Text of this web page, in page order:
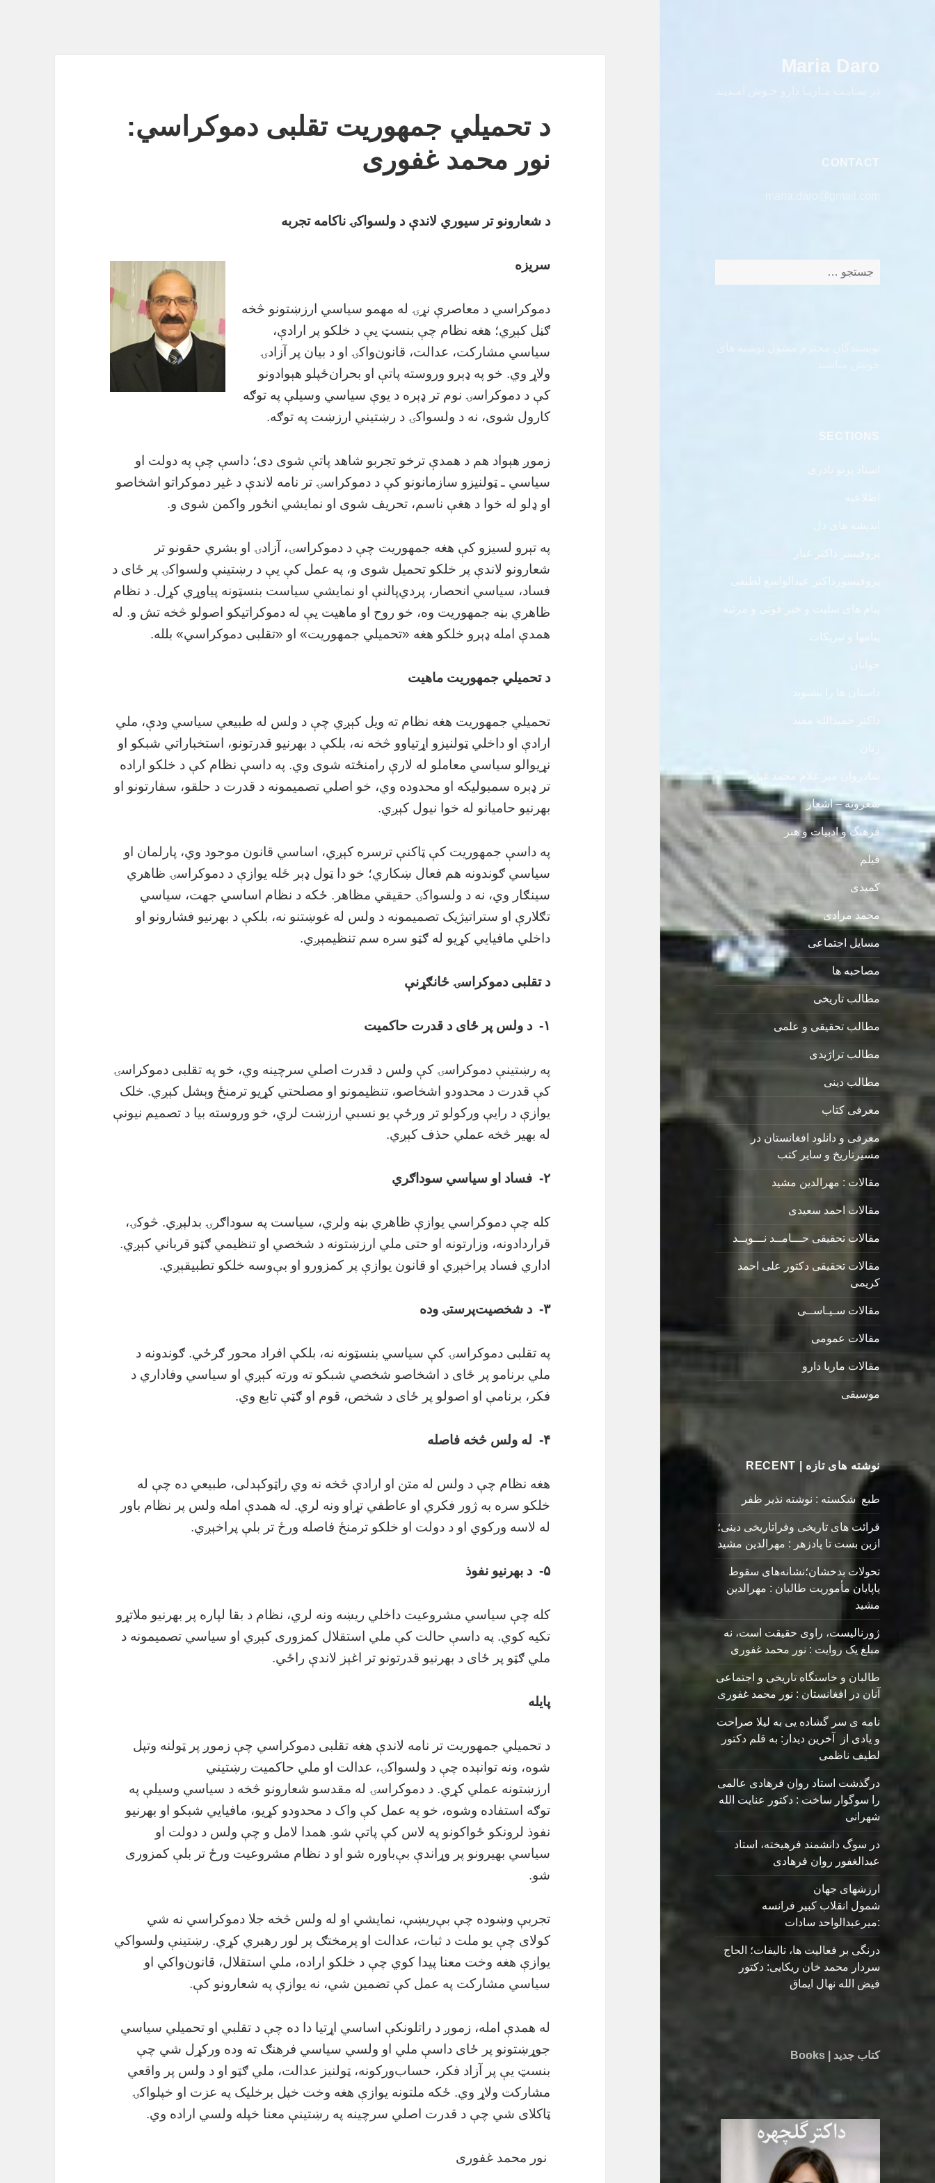
Maria Daro
در سـایـت مـاریـا دارو خـوش آمـدیـد
CONTACT
برای:
نویسندگان محترم مسؤل نوشته های
SECTIONS
استاد پرتو نادری
اطلاعیه
اندیشه های دل
پروفیسر داکتر غبار
پروفیسورداکتر عبدالواسع لطیفی
پیام های سلیت و خبر فوتی و مرثیه
پیامها و تبریکات
جوانان
داستان ها را بشنوید
داکتر حمیدالله مفید
زنان
شادروان میر غلام محمد غبار
شعرونه – اشعار
فرهنگ و ادبیات و هنر
فیلم
کمیدی
محمد مرادی
مسایل اجتماعی
مصاحبه ها
مطالب تاریخی
مطالب تحقیقی و علمی
مطالب تراژیدی
مطالب دینی
معرفی کتاب
معرفی و دانلود افغانستان در
مسیرتاریخ و سایر کتب
مقالات : مهرالدین مشید
مقالات احمد سعیدی
مقالات تحقیقی حـــامــد نـــویــد
مقالات تحقیقی دکتور علی احمد
کریمی
مقالات سـیـاســی
مقالات عمومی
مقالات ماریا دارو
موسیقی
نوشته های تازه | RECENT
طبع شکسته : نوشته نذیر ظفر
قرائت های تاریخی وفراتاریخی دینی؛
ازبن بست تا پادزهر : مهرالدین مشید
تحولات بدخشان؛نشانه‌های سقوط
یاپایان مأموریت طالبان : مهرالدین
مشید
ژورنالیست، راوی حقیقت است، نه
مبلغ یک روایت : نور محمد غفوری
طالبان و خاستگاه تاریخی و اجتماعی
آنان در افغانستان : نور محمد غفوری
نامه ی سر گشاده يی به ليلا صراحت
و یادی از آخرین دیدار: به قلم دکتور
لطیف ناظمی
درگذشت استاد روان فرهادی عالمی
را سوگوار ساخت : دکتور عنایت الله
شهرانی
در سوگ دانشمند فرهیخته، استاد
عبدالغفور روان فرهادی
ارزشهای جهان
شمول انقلاب کبیر فرانسه
:میرعبدالواحد سادات
درنگی بر فعالیت ها، تالیفات؛ الحاج
سردار محمد خان ریکایی: دکتور
فیض الله نهال ایماق
کتاب جدید | Books
د تحمیلي جمهوریت تقلبی دموکراسي:
نور محمد غفوری
د شعارونو تر سیوري لاندې د ولسواکۍ ناکامه تجربه
سریزه
دموکراسي د معاصرې نړۍ له مهمو سیاسي ارزښتونو څخه
ګڼل کېږي؛ هغه نظام چې بنسټ یې د خلکو پر ارادې،
سیاسي مشارکت، عدالت، قانون‌واکۍ او د بیان پر آزادۍ
ولاړ وي. خو په ډېرو وروسته پاتې او بحران‌ځپلو هېوادونو
کې د دموکراسۍ نوم تر ډېره د یوې سیاسي وسیلې په توګه
کارول شوی، نه د ولسواکۍ د رښتیني ارزښت په توګه.
زموږ هېواد هم د همدې ترخو تجربو شاهد پاتې شوی دی؛ داسې چې په دولت او
سیاسي ـ ټولنیزو سازمانونو کې د دموکراسۍ تر نامه لاندې د غیر دموکراتو اشخاصو
او ډلو له خوا د هغې ناسم، تحریف شوی او نمایشي انځور واکمن شوی و.
په تېرو لسیزو کې هغه جمهوریت چې د دموکراسۍ، آزادۍ او بشري حقونو تر
شعارونو لاندې پر خلکو تحمیل شوی و، په عمل کې یې د رښتینې ولسواکۍ پر ځای د
فساد، سیاسي انحصار، پردي‌پالنې او نمایشي سیاست بنسټونه پیاوړي کړل. د نظام
ظاهري بڼه جمهوریت وه، خو روح او ماهیت یې له دموکراتیکو اصولو څخه تش و. له
همدې امله ډېرو خلکو هغه «تحمیلي جمهوریت» او «تقلبی دموکراسي» بلله.
د تحمیلي جمهوریت ماهیت
تحمیلي جمهوریت هغه نظام ته ویل کېږي چې د ولس له طبیعي سیاسي ودې، ملي
ارادې او داخلي ټولنیزو اړتیاوو څخه نه، بلکې د بهرنیو قدرتونو، استخباراتي شبکو او
نړیوالو سیاسي معاملو له لارې رامنځته شوی وي. په داسې نظام کې د خلکو اراده
تر ډېره سمبولیکه او محدوده وي، خو اصلي تصمیمونه د قدرت د حلقو، سفارتونو او
بهرنیو حامیانو له خوا نیول کېږي.
په داسې جمهوریت کې ټاکنې ترسره کېږي، اساسي قانون موجود وي، پارلمان او
سیاسي ګوندونه هم فعال ښکاري؛ خو دا ټول ډېر ځله یوازې د دموکراسۍ ظاهري
سینګار وي، نه د ولسواکۍ حقیقي مظاهر. ځکه د نظام اساسي جهت، سیاسي
تګلارې او ستراتیژیک تصمیمونه د ولس له غوښتنو نه، بلکې د بهرنیو فشارونو او
داخلي مافیایي کړیو له ګټو سره سم تنظیمېږي.
د تقلبی دموکراسۍ ځانګړنې
۱- د ولس پر ځای د قدرت حاکمیت
په رښتینې دموکراسۍ کې ولس د قدرت اصلي سرچینه وي، خو په تقلبی دموکراسۍ
کې قدرت د محدودو اشخاصو، تنظیمونو او مصلحتي کړیو ترمنځ وېشل کېږي. خلک
یوازې د رایې ورکولو تر ورځې یو نسبي ارزښت لري، خو وروسته بیا د تصمیم نیونې
له بهیر څخه عملي حذف کېږي.
۲- فساد او سیاسي سوداګري
کله چې دموکراسي یوازې ظاهري بڼه ولري، سیاست په سوداګرۍ بدلېږي. څوکۍ،
قراردادونه، وزارتونه او حتی ملي ارزښتونه د شخصي او تنظیمي ګټو قرباني کېږي.
اداري فساد پراخېږي او قانون یوازې پر کمزورو او بې‌وسه خلکو تطبیقېږي.
۳- د شخصیت‌پرستۍ وده
په تقلبی دموکراسۍ کې سیاسي بنسټونه نه، بلکې افراد محور ګرځي. ګوندونه د
ملي برنامو پر ځای د اشخاصو شخصي شبکو ته ورته کېږي او سیاسي وفاداري د
فکر، برنامې او اصولو پر ځای د شخص، قوم او ګټې تابع وي.
۴- له ولس څخه فاصله
هغه نظام چې د ولس له متن او ارادې څخه نه وي راټوکېدلی، طبیعي ده چې له
خلکو سره به ژور فکري او عاطفي تړاو ونه لري. له همدې امله ولس پر نظام باور
له لاسه ورکوي او د دولت او خلکو ترمنځ فاصله ورځ تر بلې پراخېږي.
۵- د بهرنیو نفوذ
کله چې سیاسي مشروعیت داخلي ریښه ونه لري، نظام د بقا لپاره پر بهرنیو ملاتړو
تکیه کوي. په داسې حالت کې ملي استقلال کمزوری کېږي او سیاسي تصمیمونه د
ملي ګټو پر ځای د بهرنیو قدرتونو تر اغېز لاندې راځي.
پایله
د تحمیلي جمهوریت تر نامه لاندې هغه تقلبی دموکراسي چې زموږ پر ټولنه وتپل
شوه، ونه توانېده چې د ولسواکۍ، عدالت او ملي حاکمیت رښتیني
ارزښتونه عملي کړي. د دموکراسۍ له مقدسو شعارونو څخه د سیاسي وسیلې په
توګه استفاده وشوه، خو په عمل کې واک د محدودو کړیو، مافیایي شبکو او بهرنیو
نفوذ لرونکو ځواکونو په لاس کې پاتې شو. همدا لامل و چې ولس د دولت او
سیاسي بهیرونو پر وړاندې بې‌باوره شو او د نظام مشروعیت ورځ تر بلې کمزوری
شو.
تجربې وښوده چې بې‌ریښې، نمایشي او له ولس څخه جلا دموکراسي نه شي
کولای چې یو ملت د ثبات، عدالت او پرمختګ پر لور رهبري کړي. رښتینې ولسواکي
یوازې هغه وخت معنا پیدا کوي چې د خلکو اراده، ملي استقلال، قانون‌واکي او
سیاسي مشارکت په عمل کې تضمین شي، نه یوازې په شعارونو کې.
له همدې امله، زموږ د راتلونکې اساسي اړتیا دا ده چې د تقلبي او تحمیلي سیاسي
جوړښتونو پر ځای داسې ملي او ولسي سیاسي فرهنګ ته وده ورکړل شي چې
بنسټ یې پر آزاد فکر، حساب‌ورکونه، ټولنیز عدالت، ملي ګټو او د ولس پر واقعي
مشارکت ولاړ وي. ځکه ملتونه یوازې هغه وخت خپل برخلیک په عزت او خپلواکۍ
ټاکلای شي چې د قدرت اصلي سرچینه په رښتینې معنا خپله ولسي اراده وي.
نور محمد غفوری